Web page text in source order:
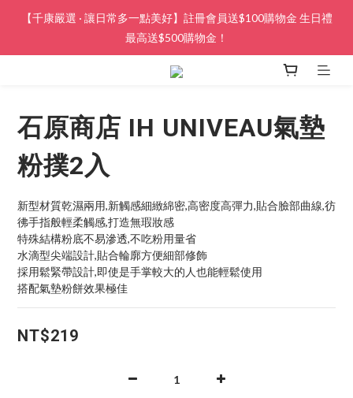
【千康嚴選 · 讓日常多一點美好】註冊會員送$100購物金 生日禮
最高送$500購物金！
石原商店 IH UNIVEAU氣墊
粉撲2入
新型材質乾濕兩用,新觸感細緻綿密,高密度高彈力,貼合臉部曲線,彷
彿手指般輕柔觸感,打造無瑕妝感
特殊結構粉底不易滲透,不吃粉用量省
水滴型尖端設計,貼合輪廓方便細部修飾
採用鬆緊帶設計,即使是手掌較大的人也能輕鬆使用
搭配氣墊粉餅效果極佳
NT$219